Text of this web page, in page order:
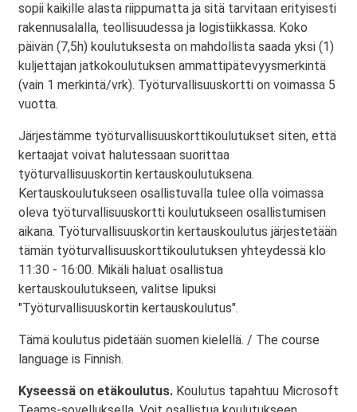
sopii kaikille alasta riippumatta ja sitä tarvitaan erityisesti
rakennusalalla, teollisuudessa ja logistiikkassa. Koko
päivän (7,5h) koulutuksesta on mahdollista saada yksi (1)
kuljettajan jatkokoulutuksen ammattipätevyysmerkintä
(vain 1 merkintä/vrk). Työturvallisuuskortti on voimassa 5
vuotta.
Järjestämme työturvallisuuskorttikoulutukset siten, että
kertaajat voivat halutessaan suorittaa
työturvallisuuskortin kertauskoulutuksena.
Kertauskoulutukseen osallistuvalla tulee olla voimassa
oleva työturvallisuuskortti koulutukseen osallistumisen
aikana. Työturvallisuuskortin kertauskoulutus järjestetään
tämän työturvallisuuskorttikoulutuksen yhteydessä klo
11:30 - 16:00. Mikäli haluat osallistua
kertauskoulutukseen, valitse lipuksi
"Työturvallisuuskortin kertauskoulutus".
Tämä koulutus pidetään suomen kielellä. / The course
language is Finnish.
Kyseessä on etäkoulutus. Koulutus tapahtuu Microsoft